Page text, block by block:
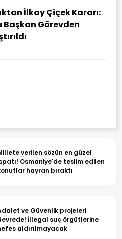
İlkay Çiçek Kararı:
Başkan Görevden
verilen sözün en güzel
Osmaniye'de teslim edilen
hayran bıraktı
ve Güvenlik projeleri
İllegal suç örgütlerine
aldırılmayacak